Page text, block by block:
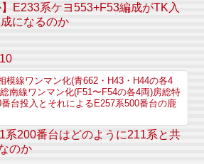
】E233系ケヨ553+F53編成がTK入
になるのか
模線ワンマン化(青662・H43・H44の各4
南線ワンマン化(F51〜F54の各4両)房総特
台投入とそれによるE257系500番台の鹿
系200番台はどのように211系と共
のか